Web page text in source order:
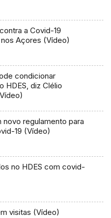
a Covid-19
Açores (Vídeo)
condicionar
HDES, diz Clélio
novo regulamento para
19 (Vídeo)
no HDES com covid-
visitas (Vídeo)